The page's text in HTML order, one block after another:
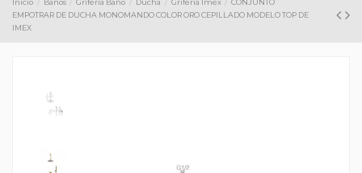
Inicio Baños Grifería Baño Ducha Griferia Imex
CONJUNTO
EMPOTRAR DE DUCHA MONOMANDO COLOR ORO CEPILLADO MODELO TOP DE
IMEX